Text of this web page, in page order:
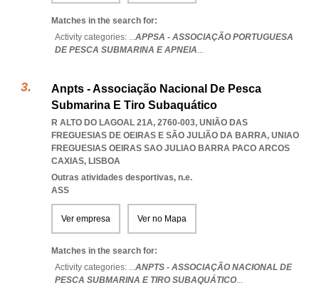
Matches in the search for:
Activity categories: ...APPSA - ASSOCIAÇÃO PORTUGUESA
DE PESCA SUBMARINA E APNEIA...
Anpts - Associação Nacional De Pesca
Submarina E Tiro Subaquático
R ALTO DO LAGOAL 21A, 2760-003, UNIÃO DAS
FREGUESIAS DE OEIRAS E SÃO JULIÃO DA BARRA, UNIAO
FREGUESIAS OEIRAS SAO JULIAO BARRA PACO ARCOS
CAXIAS, LISBOA
Outras atividades desportivas, n.e.
ASS
Ver empresa Ver no Mapa
Matches in the search for:
Activity categories: ...ANPTS - ASSOCIAÇÃO NACIONAL DE
PESCA SUBMARINA E TIRO SUBAQUÁTICO...